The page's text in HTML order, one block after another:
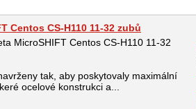
Centos CS-H110 11-32 zubů
MicroSHIFT Centos CS-H110 11-32
tak, aby poskytovaly maximální
ocelové konstrukci a...